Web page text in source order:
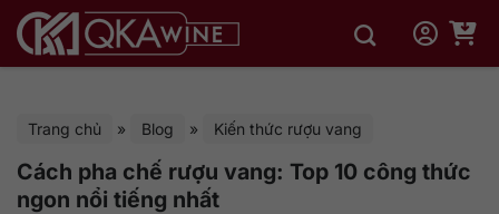
qua
Trang chủ » Blog » Kiến thức rượu vang
Cách pha chế rượu vang: Top 10 công thức
ngon nổi tiếng nhất